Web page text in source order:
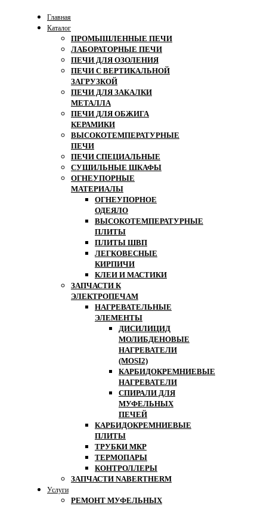
Главная
Каталог
ПРОМЫШЛЕННЫЕ ПЕЧИ
ЛАБОРАТОРНЫЕ ПЕЧИ
ПЕЧИ ДЛЯ ОЗОЛЕНИЯ
ПЕЧИ С ВЕРТИКАЛЬНОЙ
ЗАГРУЗКОЙ
ПЕЧИ ДЛЯ ЗАКАЛКИ
МЕТАЛЛА
ПЕЧИ ДЛЯ ОБЖИГА
КЕРАМИКИ
ВЫСОКОТЕМПЕРАТУРНЫЕ
ПЕЧИ
ПЕЧИ СПЕЦИАЛЬНЫЕ
СУШИЛЬНЫЕ ШКАФЫ
ОГНЕУПОРНЫЕ
МАТЕРИАЛЫ
ОГНЕУПОРНОЕ
ОДЕЯЛО
ВЫСОКОТЕМПЕРАТУРНЫЕ
ПЛИТЫ
ПЛИТЫ ШВП
ЛЕГКОВЕСНЫЕ
КИРПИЧИ
КЛЕИ И МАСТИКИ
ЗАПЧАСТИ К
ЭЛЕКТРОПЕЧАМ
НАГРЕВАТЕЛЬНЫЕ
ЭЛЕМЕНТЫ
ДИСИЛИЦИД
МОЛИБДЕНОВЫЕ
НАГРЕВАТЕЛИ
(MOSI2)
КАРБИДОКРЕМНИЕВЫЕ
НАГРЕВАТЕЛИ
СПИРАЛИ ДЛЯ
МУФЕЛЬНЫХ
ПЕЧЕЙ
КАРБИДОКРЕМНИЕВЫЕ
ПЛИТЫ
ТРУБКИ МКР
ТЕРМОПАРЫ
КОНТРОЛЛЕРЫ
ЗАПЧАСТИ NABERTHERM
Услуги
РЕМОНТ МУФЕЛЬНЫХ